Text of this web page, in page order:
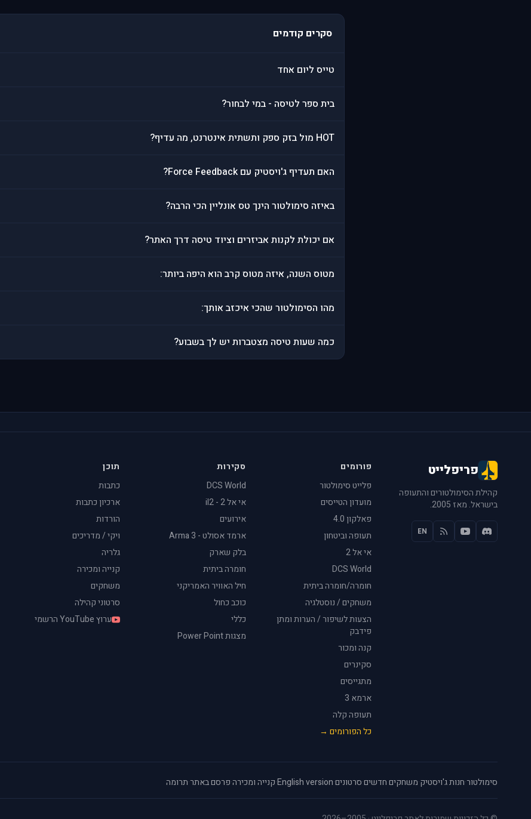
סקרים קודמים
טייס ליום אחד
בית ספר לטיסה - במי לבחור?
HOT מול בזק ספק ותשתית אינטרנט, מה עדיף?
האם תעדיף ג'ויסטיק עם Force Feedback?
באיזה סימולטור הינך טס אונליין הכי הרבה?
אם יכולת לקנות אביזרים וציוד טיסה דרך האתר?
מטוס השנה, איזה מטוס קרב הוא היפה ביותר:
מהו הסימולטור שהכי איכזב אותך:
כמה שעות טיסה מצטברות יש לך בשבוע?
פריפלייט
קהילת הסימולטורים והתעופה
בישראל. מאז 2005.
EN
פורומים
פלייט סימולטור
מועדון הטייסים
פאלקון 4.0
תעופה וביטחון
אי אל 2
DCS World
חומרה/חומרה ביתית
משחקים / נוסטלגיה
הצעות לשיפור / הערות ומתן
פידבק
קנה ומכור
סקינרים
מתגייסים
ארמא 3
תעופה קלה
כל הפורומים →
סקירות
DCS World
אי אל 2 - il2
אירועים
ארמד אסולט - Arma 3
בלק שארק
חומרה ביתית
חיל האוויר האמריקני
כוכב כחול
כללי
מצגות Power Point
תוכן
כתבות
ארכיון כתבות
הורדות
ויקי / מדריכים
גלריה
קנייה ומכירה
משחקים
סרטוני קהילה
ערוץ YouTube הרשמי
סימולטור·חנות ג'ויסטיק·משחקים חדשים·סרטונים·
English version
·קנייה ומכירה·פרסם באתר·תרומה